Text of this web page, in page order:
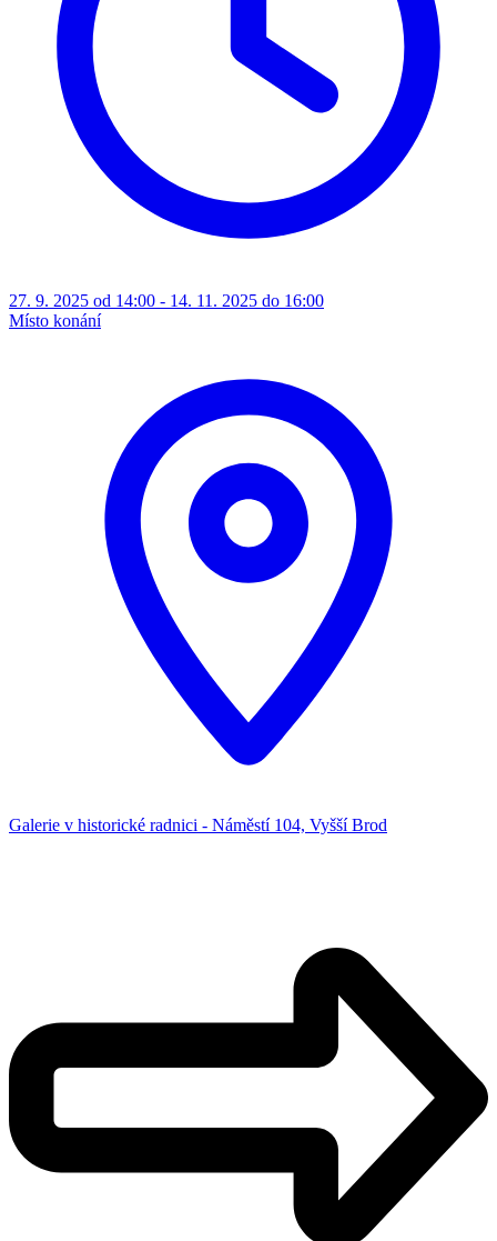
27. 9. 2025 od 14:00 - 14. 11. 2025 do 16:00
Místo konání
Galerie v historické radnici - Náměstí 104, Vyšší Brod